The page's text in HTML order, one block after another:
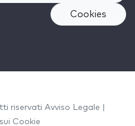
Cookies
riservati Avviso Legale
Cookie